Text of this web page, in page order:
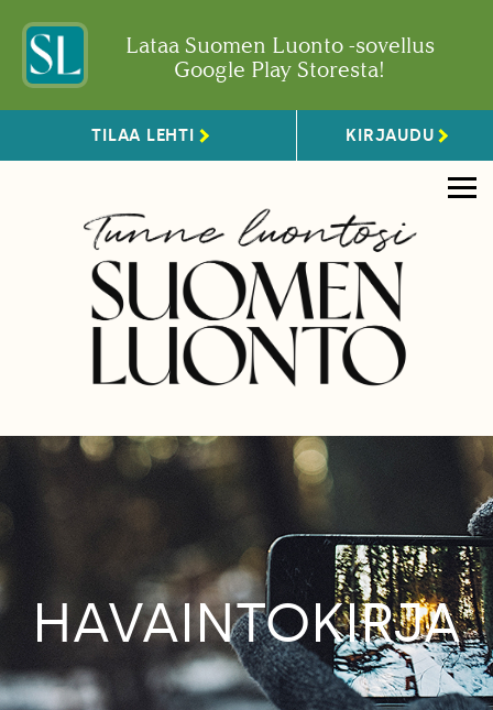
Lataa Suomen Luonto -sovellus
Google Play Storesta!
TILAA LEHTI KIRJAUDU
HAVAINTOKIRJA